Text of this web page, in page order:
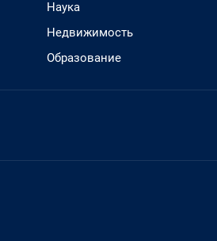
Наука
Недвижимость
Образование